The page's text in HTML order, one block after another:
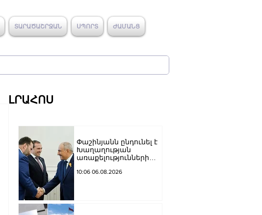
ՏԱՐԱԾԱՇՐՋԱՆ ՍՊՈՐՏ ԺԱՄԱՆՑ
ԼՐԱՀՈՍ
Փաշինյանն ընդունել է
Խաղաղության
առաքելությունների
բանագնացի ավագ
10:06 06.08.2026